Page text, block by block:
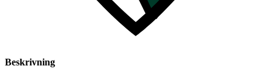
Beskrivning